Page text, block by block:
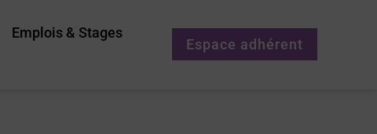
Emplois & Stages
Espace adhérent